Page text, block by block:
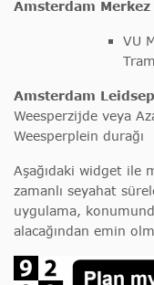
Amsterdam
VU
Amsterdam
Weesperzijde veya
Weesperplein durağı
Aşağıdaki widget ile
zamanlı seyahat
uygulama,
alacağından emin